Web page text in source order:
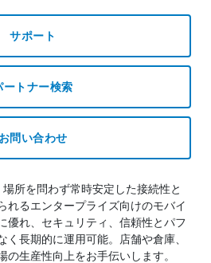
サポート
ートナー検索
お問い合わせ
所を問わず常時安定した接続性と
れるエンタープライズ向けのモバイ
優れ、セキュリティ、信頼性とパフ
く長期的に運用可能。店舗や倉庫、
の生産性向上をお手伝いします。